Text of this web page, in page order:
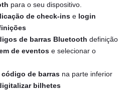
para o seu dispositivo.
de check-ins e login
de barras Bluetooth definição
de eventos e selecionar o
código de barras na parte inferior
bilhetes